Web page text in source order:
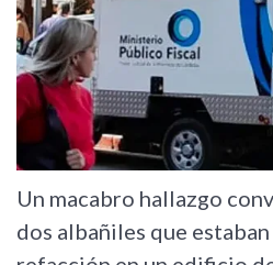
Un macabro hallazgo
dos albañiles que